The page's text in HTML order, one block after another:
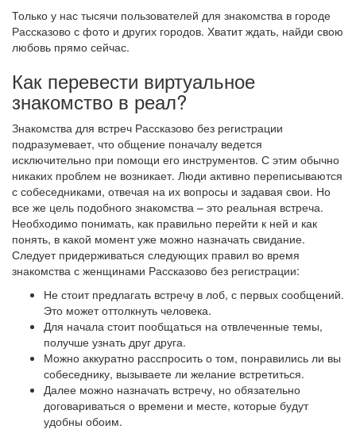
Только у нас тысячи пользователей для знакомства в городе
Рассказово с фото и других городов. Хватит ждать, найди свою
любовь прямо сейчас.
Как перевести виртуальное
знакомство в реал?
Знакомства для встреч Рассказово без регистрации
подразумевает, что общение поначалу ведется
исключительно при помощи его инструментов. С этим обычно
никаких проблем не возникает. Люди активно переписываются
с собеседниками, отвечая на их вопросы и задавая свои. Но
все же цель подобного знакомства – это реальная встреча.
Необходимо понимать, как правильно перейти к ней и как
понять, в какой момент уже можно назначать свидание.
Следует придерживаться следующих правил во время
знакомства с женщинами Рассказово без регистрации:
Не стоит предлагать встречу в лоб, с первых сообщений.
Это может оттолкнуть человека.
Для начала стоит пообщаться на отвлеченные темы,
получше узнать друг друга.
Можно аккуратно расспросить о том, понравились ли вы
собеседнику, вызываете ли желание встретиться.
Далее можно назначать встречу, но обязательно
договариваться о времени и месте, которые будут
удобны обоим.